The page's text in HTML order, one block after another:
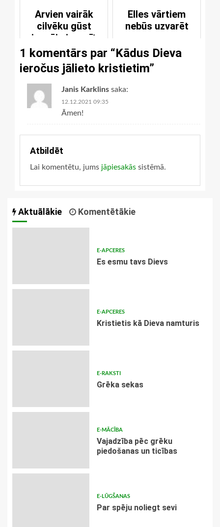
Arvien vairāk
cilvēku gūst
iespēju iepazīt
Dieva Vārdu
Elles vārtiem
nebūs uzvarēt
1 komentārs par “Kādus Dieva
ieročus jālieto kristietim”
Janis Karklins saka:
12.12.2021 09:35
Āmen!
Atbildēt
Lai komentētu, jums jāpiesakās sistēmā.
Aktuālākie Komentētākie
E-APCERES
Es esmu tavs Dievs
E-APCERES
Kristietis kā Dieva namturis
E-RAKSTI
Grēka sekas
E-MĀCĪBA
Vajadzība pēc grēku
piedošanas un ticības
E-LŪGŠANAS
Par spēju noliegt sevi